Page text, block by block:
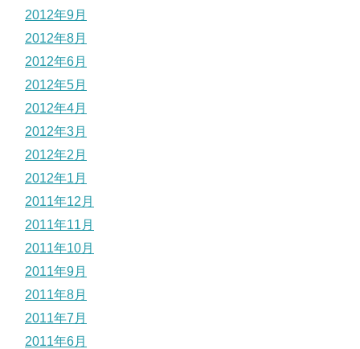
2012年9月
2012年8月
2012年6月
2012年5月
2012年4月
2012年3月
2012年2月
2012年1月
2011年12月
2011年11月
2011年10月
2011年9月
2011年8月
2011年7月
2011年6月